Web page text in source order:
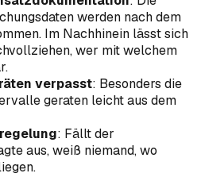
werden nach dem
Im Nachhinein lässt sich
wer mit welchem
verpasst: Besonders die
geraten leicht aus dem
: Fällt der
aus, weiß niemand, wo